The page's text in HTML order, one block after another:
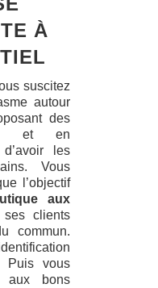
À
suscitez
autour
des
et en
les
Vous
l’objectif
aux
clients
commun.
Puis vous
aux bons